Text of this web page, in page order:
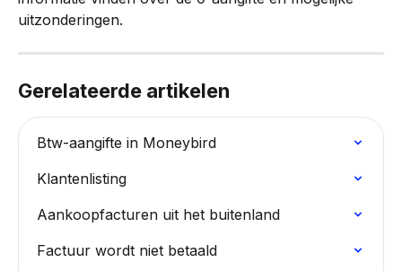
uitzonderingen.
Gerelateerde artikelen
Btw-aangifte in Moneybird
Klantenlisting
Aankoopfacturen uit het buitenland
Factuur wordt niet betaald